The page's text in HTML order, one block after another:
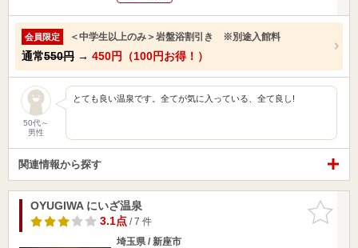
会員限定 ＜中学生以上のみ＞岩盤浴割引き ※別途入館料
通常550円 → 450円（100円お得！）
50代～
男性
とても良い温泉です。全てが気に入っている、全て良し!
関連情報から探す
お気に入
りに追加
OYUGIWA にいざ温泉
3.1点/ 7 件
埼玉県 / 新座市